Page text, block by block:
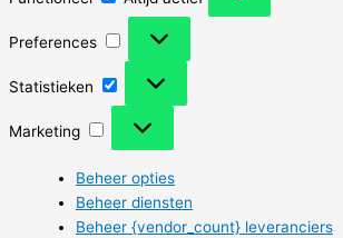
Preferences
Statistieken
Marketing
Beheer opties
Beheer diensten
Beheer {vendor_count} leveranciers